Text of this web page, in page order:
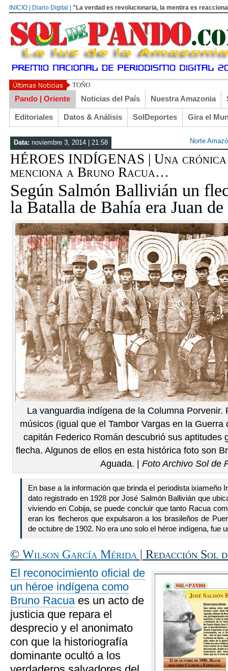
INICIO | Diario Digital | "La verdad es revolucionaria, la mentira es
TOÑO ARANÍBAR: RECUERDOS DE COCHABAMBA
Pando | Oriente Noticias del País Nuestra Amazonia
Editoriales Datos & Análisis SolDeportes Gira el
Data: noviembre 3, 2014 | 21:58 Norte
HÉROES INDÍGENAS | Una
menciona a Bruno Racua…
Según Salmón Ballivián un
la Batalla de Bahía era Juan
La vanguardia indígena de la Columna Porvenir.
músicos (igual que el Tambor Vargas en la
capitán Federico Román descubrió sus aptitudes
flecha. Algunos de ellos en esta histórica foto son
Aguada. |Foto Archivo Sol de
En base a la información que brinda el periodista ixiameño
dato registrado en 1928 por José Salmón Ballivián que
viviendo en Cobija, se puede concluir que tanto Racua
eran los flecheros que expulsaron a los brasileños de
de octubre de 1902. No era uno solo el héroe indígena, fue
© Wilson García Mérida | Redacción Sol
El reconocimiento oficial de
un héroe indígena como
Bruno Racuaes un acto de
justicia que repara el
desprecio y el anonimato
con que la historiografía
dominante ocultó a los